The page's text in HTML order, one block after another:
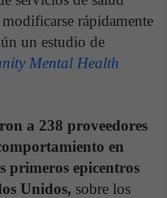
rápidamente
un estudio de
Mental Health
a 238 proveedores
en
primeros epicentros
Unidos, sobre los